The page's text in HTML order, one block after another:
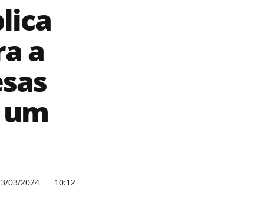
a
03/2024 10:12